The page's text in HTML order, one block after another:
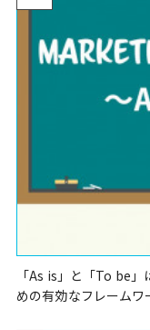
「As is」と「To be
めの有効なフレームワ